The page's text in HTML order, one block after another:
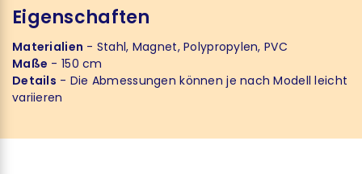
Eigenschaften
Materialien - Stahl, Magnet, Polypropylen, PVC
Maße - 150 cm
Details - Die Abmessungen können je nach Modell leicht
variieren